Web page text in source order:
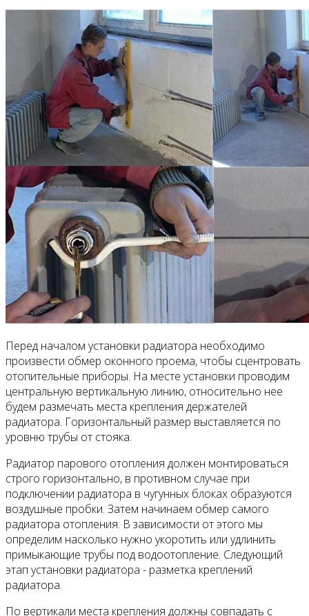
Перед началом установки радиатора необходимо
произвести обмер оконного проема, чтобы сцентровать
отопительные приборы. На месте установки проводим
центральную вертикальную линию, относительно нее
будем размечать места крепления держателей
радиатора. Горизонтальный размер выставляется по
уровню трубы от стояка.
Радиатор парового отопления должен монтироваться
строго горизонтально, в противном случае при
подключении радиатора в чугунных блоках образуются
воздушные пробки. Затем начинаем обмер самого
радиатора отопления. В зависимости от этого мы
определим насколько нужно укоротить или удлинить
примыкающие трубы под водоотопление. Следующий
этап установки радиатора - разметка креплений
радиатора.
По вертикали места крепления должны совпадать с